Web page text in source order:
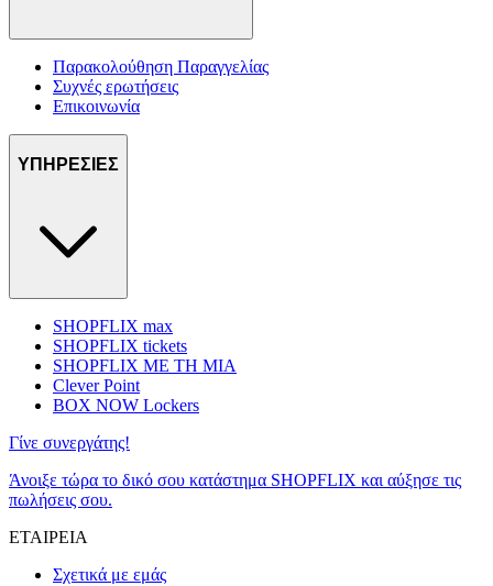
Παρακολούθηση Παραγγελίας
Συχνές ερωτήσεις
Επικοινωνία
ΥΠΗΡΕΣΙΕΣ
SHOPFLIX max
SHOPFLIX tickets
SHOPFLIX ΜΕ ΤΗ ΜΙΑ
Clever Point
BOX NOW Lockers
Γίνε συνεργάτης!
Άνοιξε τώρα το δικό σου κατάστημα SHOPFLIX και αύξησε τις
πωλήσεις σου.
ΕΤΑΙΡΕΙΑ
Σχετικά με εμάς